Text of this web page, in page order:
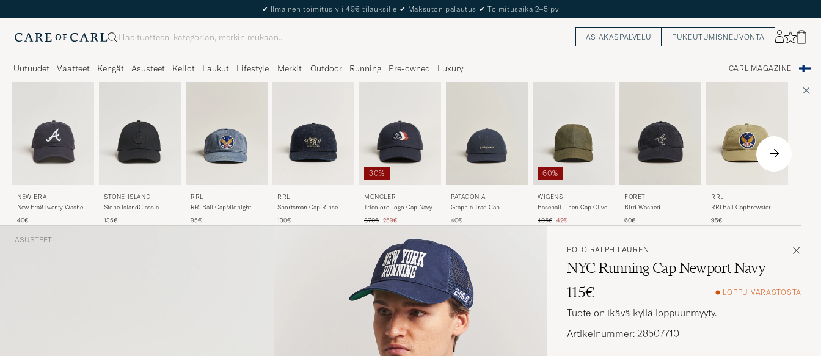
✔ Ilmainen toimitus yli 49€ tilauksille ✔ Maksuton palautus ✔ Toimitusaika 2–5 pv
Haku ASIAKASPALVELU PUKEUTUMISNEUVONTA
Uutuudet Vaatteet Kengät Asusteet Kellot Laukut Lifestyle Merkit Outdoor Running Pre-owned Luxury CARL MAGAZINE
NEW ERA
New Era9Twenty Washed
40€
STONE ISLAND
Stone IslandClassic
135€
RRL
RRLBall CapMidnight
95€
RRL
Sportsman Cap Rinse
130€
30%
MONCLER
Tricolore Logo Cap Navy
Tavallinen hinta
370€ Alennettu hinta
259€
PATAGONIA
Graphic Trad Cap
40€
60%
WIGÉNS
Baseball Linen Cap Olive
Tavallinen hinta
105€ Alennettu hinta
42€
FORÉT
Bird Washed
60€
RRL
RRLBall CapBrewster
95€
ASUSTEET
POLO RALPH LAUREN
NYC Running Cap Newport Navy
115€
LOPPU VARASTOSTA
Tuote on ikävä kyllä loppuunmyyty.
Artikelnummer: 28507710